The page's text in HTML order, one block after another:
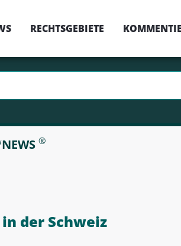
RECHTSGEBIETE
NEWS ®
der Schweiz